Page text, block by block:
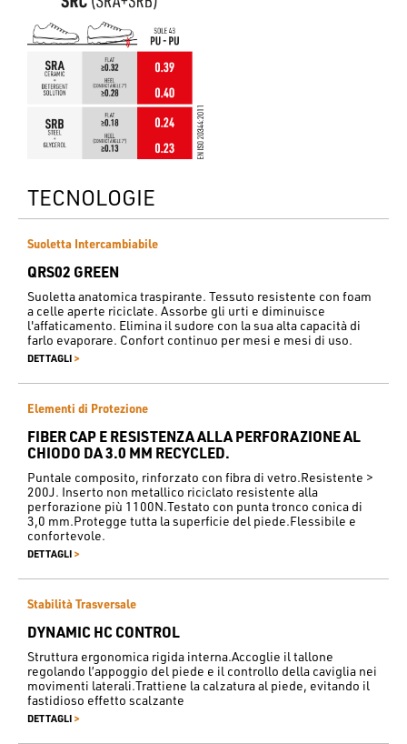
TECNOLOGIE
Suoletta Intercambiabile
QRS02 GREEN
Suoletta anatomica traspirante. Tessuto resistente con foam
a celle aperte riciclate. Assorbe gli urti e diminuisce
l'affaticamento. Elimina il sudore con la sua alta capacità di
farlo evaporare. Confort continuo per mesi e mesi di uso.
DETTAGLI >
Elementi di Protezione
FIBER CAP E RESISTENZA ALLA PERFORAZIONE AL
CHIODO DA 3.0 MM RECYCLED.
Puntale composito, rinforzato con fibra di vetro.Resistente >
200J. Inserto non metallico riciclato resistente alla
perforazione più 1100N.Testato con punta tronco conica di
3,0 mm.Protegge tutta la superficie del piede.Flessibile e
confortevole.
DETTAGLI >
Stabilità Trasversale
DYNAMIC HC CONTROL
Struttura ergonomica rigida interna.Accoglie il tallone
regolando l’appoggio del piede e il controllo della caviglia nei
movimenti laterali.Trattiene la calzatura al piede, evitando il
fastidioso effetto scalzante
DETTAGLI >